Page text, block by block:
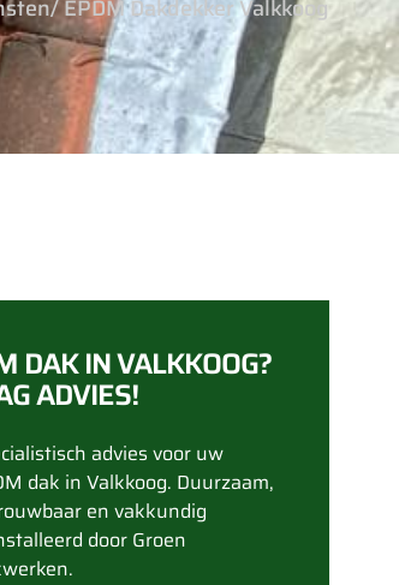
/ EPDM Dakdekker Valkkoog
DAK IN VALKKOOG?
ADVIES!
advies voor uw
dak in Valkkoog. Duurzaam,
en vakkundig
door Groen